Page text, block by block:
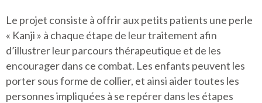
Le projet consiste à offrir aux petits patients une perle
« Kanji » à chaque étape de leur traitement afin
d’illustrer leur parcours thérapeutique et de les
encourager dans ce combat. Les enfants peuvent les
porter sous forme de collier, et ainsi aider toutes les
personnes impliquées à se repérer dans les étapes